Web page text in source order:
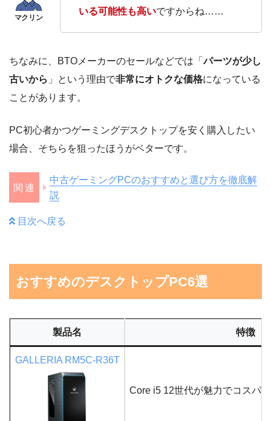
いる可能性も高いですからね……
ちなみに、BTOメーカーのセールなどでは「パーツが少し
古いから 」という理由で非常にオトクな価格になっている
ことがあります。
PC初心者かつゲーミングデスクトップを安く購入したい
場合、そちらを狙ったほうがベターです。
中古ゲーミングPCのおすすめと選び方を徹底解
説
目次へ戻る
おすすめのデスクトップPC6選
製品名 特徴
GALLERIA RM5C-R36T
Core i5 12世代が魅力でコスパ